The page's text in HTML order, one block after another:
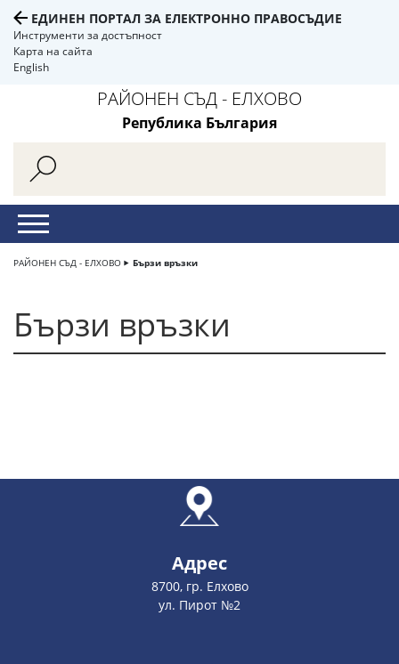
ЕДИНЕН ПОРТАЛ ЗА ЕЛЕКТРОННО ПРАВОСЪДИЕ
Инструменти за достъпност
Карта на сайта
English
РАЙОНЕН СЪД - ЕЛХОВО
Република България
РАЙОНЕН СЪД - ЕЛХОВО Бързи връзки
Бързи връзки
Адрес
8700, гр. Елхово
ул. Пирот №2